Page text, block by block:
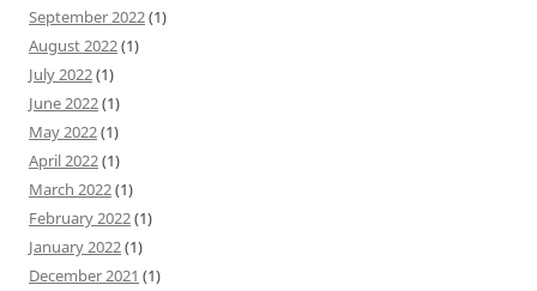
September 2022(1)
August 2022(1)
July 2022(1)
June 2022(1)
May 2022(1)
April 2022(1)
March 2022(1)
February 2022(1)
January 2022(1)
December 2021 (1)